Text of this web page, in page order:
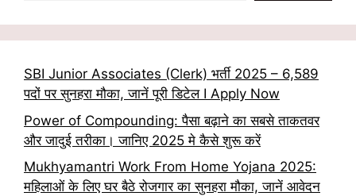
SBI Junior Associates (Clerk) भर्ती 2025 – 6,589
पदों पर सुनहरा मौका, जानें पूरी डिटेल I Apply Now
Power of Compounding: पैसा बढ़ाने का सबसे ताकतवर
और जादुई तरीका। जानिए 2025 मे कैसे शुरू करें
Mukhyamantri Work From Home Yojana 2025:
महिलाओं के लिए घर बैठे रोजगार का सुनहरा मौका, जानें आवेदन